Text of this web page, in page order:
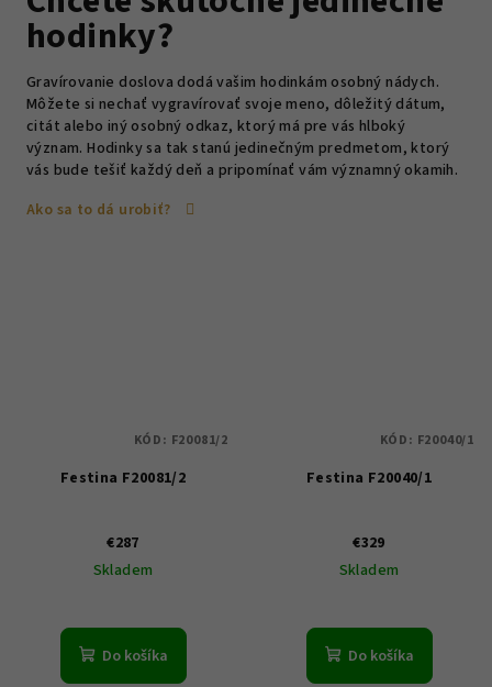
hodinky?
Gravírovanie doslova dodá vašim hodinkám osobný nádych.
Môžete si nechať vygravírovať svoje meno, dôležitý dátum,
citát alebo iný osobný odkaz, ktorý má pre vás hlboký
význam. Hodinky sa tak stanú jedinečným predmetom, ktorý
vás bude tešiť každý deň a pripomínať vám významný okamih.
Ako sa to dá urobiť?
Festina F20081/2
€287
Skladem
Do košíka
KÓD: F20081/2
Festina F20040/1
€329
Skladem
Do košíka
KÓD: F20040/1